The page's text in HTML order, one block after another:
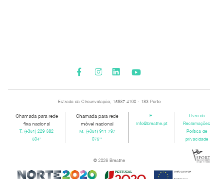
Estrada da Circunvalação, 15687 4100 - 183 Porto
Chamada para rede
fixa nacional
T.(+351) 229 382
504*
Chamada para rede
móvel nacional
M. (+351) 911 797
075**
E.
info@breathe.pt
Livro de
Reclamações
Política de
privacidade
© 2026 Breathe